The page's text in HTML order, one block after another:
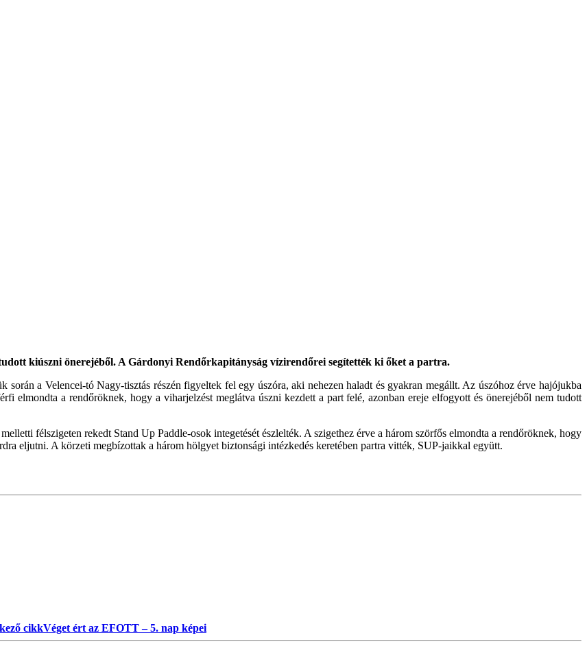
kiúszni önerejéből. A Gárdonyi Rendőrkapitányság vízirendőrei segítették ki őket a partra.
a Velencei-tó Nagy-tisztás részén figyeltek fel egy úszóra, aki nehezen haladt és gyakran megállt. Az úszóhoz érve hajójukba
elmondta a rendőröknek, hogy a viharjelzést meglátva úszni kezdett a part felé, azonban ereje elfogyott és önerejéből nem tudott
félszigeten rekedt Stand Up Paddle-osok integetését észlelték. A szigethez érve a három szörfős elmondta a rendőröknek, hogy
eljutni. A körzeti megbízottak a három hölgyet biztonsági intézkedés keretében partra vitték, SUP-jaikkal együtt.
cikkVéget ért az EFOTT – 5. nap képei